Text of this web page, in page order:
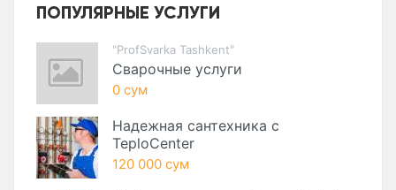
ПОПУЛЯРНЫЕ УСЛУГИ
"ProfSvarka Tashkent"
Сварочные услуги
0 сум
Надежная сантехника с
TeploCenter
120 000 сум